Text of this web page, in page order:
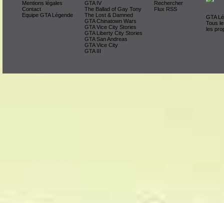
Mentions légales
Contact
Equipe GTA Légende
GTA IV
The Ballad of Gay Tony
The Lost & Damned
GTA Chinatown Wars
GTA Vice City Stories
GTA Liberty City Stories
GTA San Andreas
GTA Vice City
GTA III
Rechercher
Flux RSS
GTA
Tous
les